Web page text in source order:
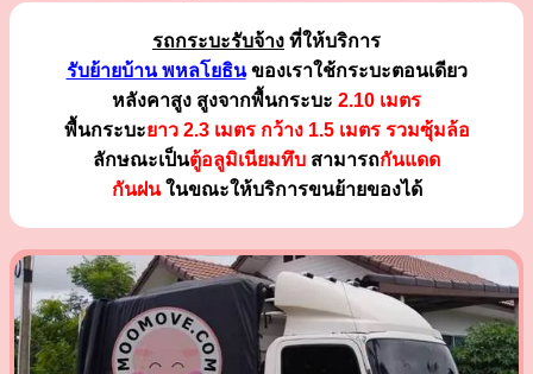
รถกระบะรับจ้าง ที่ให้บริการ
รับย้ายบ้าน พหลโยธินของเราใช้กระบะตอนเดียว
หลังคาสูง สูงจากพื้นกระบะ 2.10 เมตร
พื้นกระบะยาว 2.3 เมตร กว้าง 1.5 เมตร รวมซุ้มล้อ
ลักษณะเป็นตู้อลูมิเนียมทึบ สามารถกันแดด
กันฝนในขณะให้บริการขนย้ายของได้